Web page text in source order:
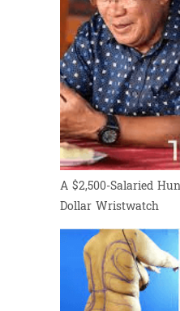
A $2,500-Salaried
Dollar Wristwatch